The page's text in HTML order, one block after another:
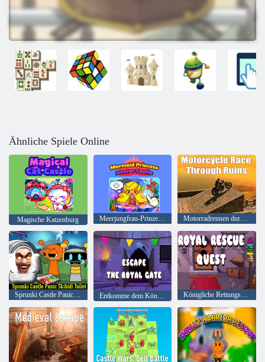
Ähnliche Spiele Online
Magische Katzenburg Meerjungfrau-Prinzessin Avater Castle Motorradrennen durch Ruinen
Sprunki Castle Panic Skibidi Toilette Entkomme dem Königstor Königliche Rettungsquest